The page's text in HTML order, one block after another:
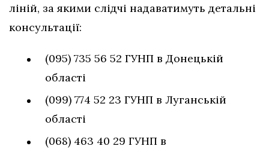
ліній, за якими слідчі надаватимуть детальні
консультації:
(095) 735 56 52 ГУНП в Донецькій
області
(099) 774 52 23 ГУНП в Луганській
області
(068) 463 40 29 ГУНП в